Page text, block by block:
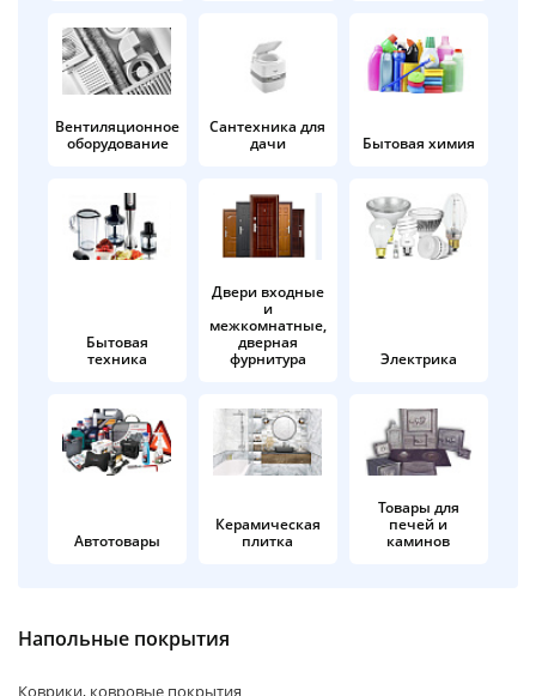
Вентиляционное
оборудование
Сантехника для
дачи
Бытовая химия
Бытовая
техника
Двери входные
и
межкомнатные,
дверная
фурнитура
Электрика
Автотовары
Керамическая
плитка
Товары для
печей и
каминов
Напольные покрытия
Коврики, ковровые покрытия
по25%каждые 2 недели
Подробнее
об оплате Плайтом
раз в 2
недели
Остались вопросы?
8 800 302-02-51
plait.ru